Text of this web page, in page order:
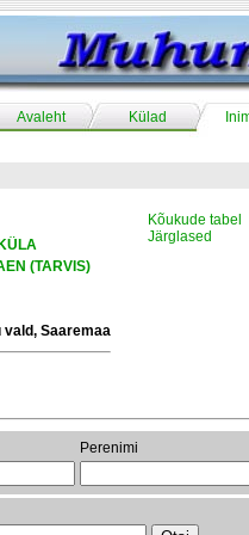
Avaleht Külad
(TARVIS)
vald, Saaremaa
Kõukude tabel
Järglased
Perenimi